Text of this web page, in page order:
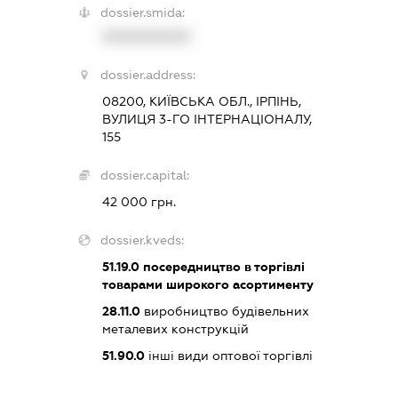
dossier.smida:
dossier.address:
08200, КИЇВСЬКА ОБЛ., ІРПІНЬ,
ВУЛИЦЯ 3-ГО ІНТЕРНАЦІОНАЛУ,
155
dossier.capital:
42 000 грн.
dossier.kveds:
51.19.0посередництво в торгівлі
товарами широкого асортименту
28.11.0виробництво будівельних
металевих конструкцій
51.90.0інші види оптової торгівлі